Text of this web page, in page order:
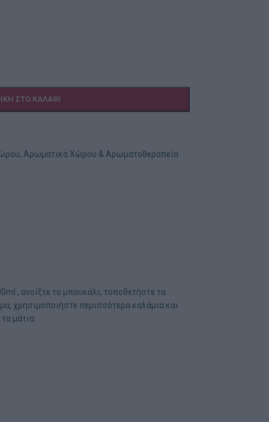
ΣΤΟ ΚΑΛΆΘΙ
, Αρωματικά Χώρου & Αρωματοθεραπεία
, ανοίξτε το μπουκάλι, τοποθετήστε τα
χρησιμοποιήστε περισσότερα καλάμια και
μάτια.